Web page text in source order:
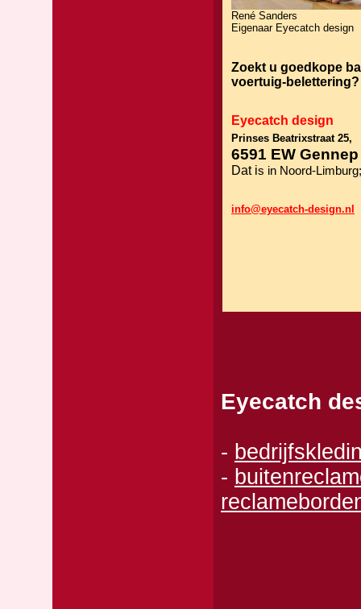
René Sanders
Eigenaar Eyecatch design
Zoekt u goedkope
voertuig-belettering?
Eyecatch design
Prinses Beatrixstraat 25,
6591 EW
Dat is in Noord-
info@eyecatch-design.nl
Eyecatch
-
-